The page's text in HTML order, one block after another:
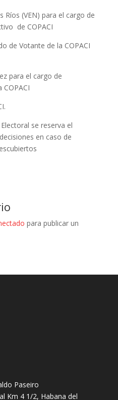
Ríos (VEN) para el cargo de
de COPACI
de Votante de la COPACI
para el cargo de
se reserva el
en caso de
para publicar un
Paseiro
Km 4 1/2, Habana del